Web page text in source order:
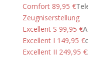
Comfort 89,95 €
Zeugniserstellung
Excellent S 99,95 €
Excellent I 149,95 €
Excellent II 249,95 €